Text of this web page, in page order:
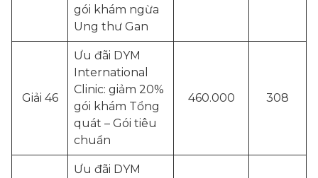
gói khám ngừa
Ung thư Gan
Giải 46
Ưu đãi DYM
International
Clinic: giảm 20%
gói khám Tổng
quát – Gói tiêu
chuẩn
460.000 308
Ưu đãi DYM